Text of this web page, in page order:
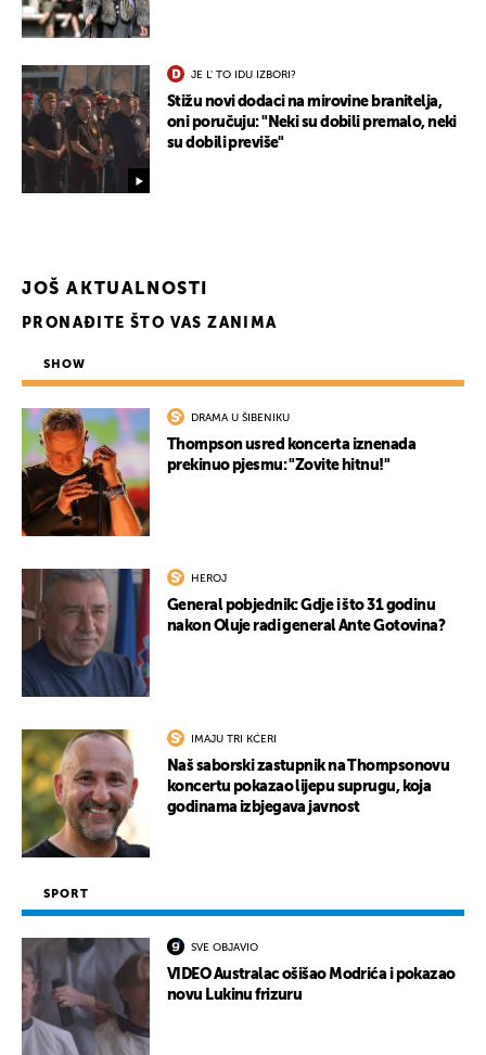
JE L' TO IDU IZBORI?
Stižu novi dodaci na mirovine branitelja,
oni poručuju: "Neki su dobili premalo, neki
su dobili previše"
JOŠ AKTUALNOSTI
PRONAĐITE ŠTO VAS ZANIMA
SHOW
DRAMA U ŠIBENIKU
Thompson usred koncerta iznenada
prekinuo pjesmu: "Zovite hitnu!"
HEROJ
General pobjednik: Gdje i što 31 godinu
nakon Oluje radi general Ante Gotovina?
IMAJU TRI KĆERI
Naš saborski zastupnik na Thompsonovu
koncertu pokazao lijepu suprugu, koja
godinama izbjegava javnost
SPORT
SVE OBJAVIO
VIDEO Australac ošišao Modrića i pokazao
novu Lukinu frizuru